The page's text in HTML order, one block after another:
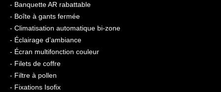
- Banquette AR rabattable
- Boîte à gants fermée
- Climatisation automatique bi-zone
- Éclairage d’ambiance
- Écran multifonction couleur
- Filets de coffre
- Filtre à pollen
- Fixations Isofix